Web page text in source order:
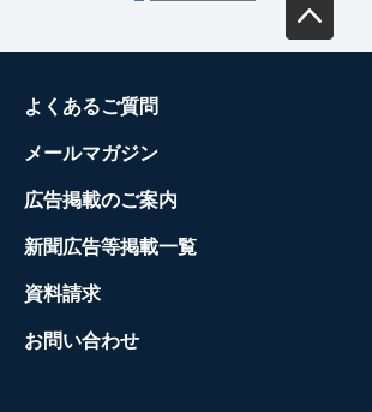
よくあるご質問
メールマガジン
広告掲載のご案内
新聞広告等掲載一覧
資料請求
お問い合わせ